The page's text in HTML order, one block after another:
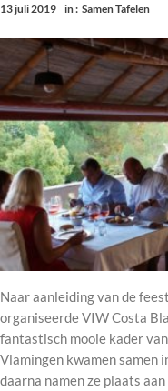
13 juli 2019 in : Samen Tafelen
Naar aanleiding van de
organiseerde VIW Costa
fantastisch mooie kader
Vlamingen kwamen samen
daarna namen ze plaats